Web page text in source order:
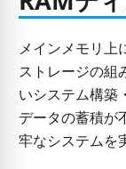
メインメモリ上
ストレージの組
いシステム構築
データの蓄積が
牢なシステムを